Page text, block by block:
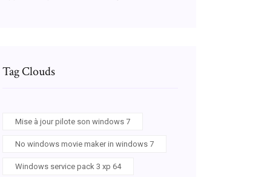
Tag Clouds
Mise à jour pilote son windows 7
No windows movie maker in windows 7
Windows service pack 3 xp 64